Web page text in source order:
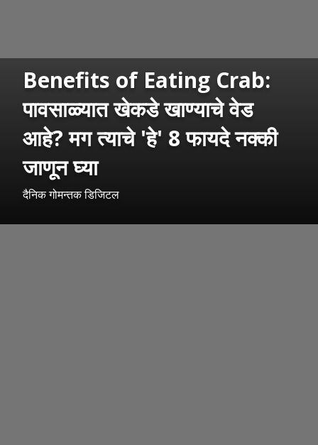
Benefits of Eating Crab:
पावसाळ्यात खेकडे खाण्याचे वेड
आहे? मग त्याचे 'हे' 8 फायदे नक्की
जाणून घ्या
दैनिक गोमन्तक डिजिटल